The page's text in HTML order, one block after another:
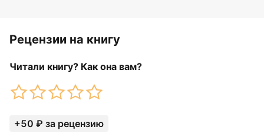
Рецензии на книгу
Читали книгу? Как она вам?
+50 ₽ за рецензию